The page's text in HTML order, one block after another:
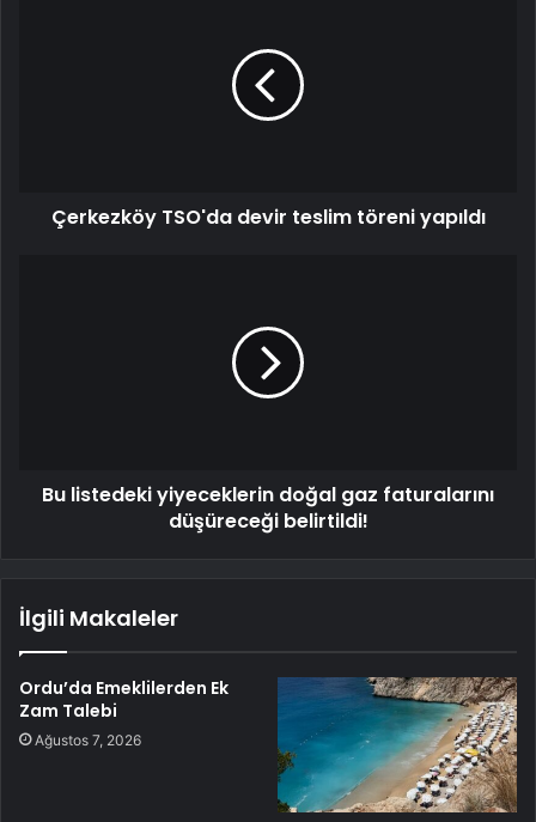
Çerkezköy TSO'da devir teslim töreni yapıldı
Bu listedeki yiyeceklerin doğal gaz faturalarını
düşüreceği belirtildi!
İlgili Makaleler
Ordu’da Emeklilerden Ek
Zam Talebi
Ağustos 7, 2026